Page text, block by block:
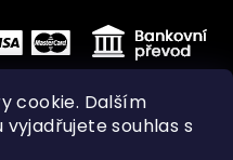
cookie. Dalším
souhlas s